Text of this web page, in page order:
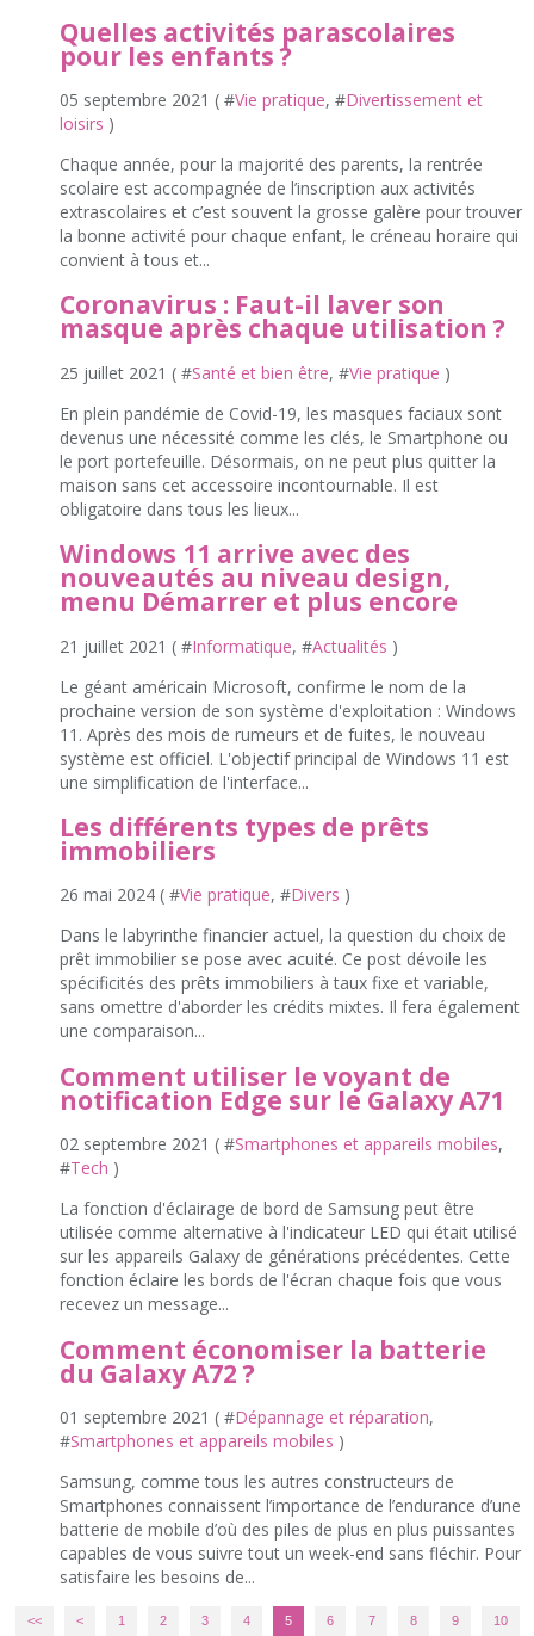
Quelles activités parascolaires
pour les enfants ?
05 septembre 2021 ( #Vie pratique, #Divertissement et
loisirs )
Chaque année, pour la majorité des parents, la rentrée
scolaire est accompagnée de l’inscription aux activités
extrascolaires et c’est souvent la grosse galère pour trouver
la bonne activité pour chaque enfant, le créneau horaire qui
convient à tous et...
Coronavirus : Faut-il laver son
masque après chaque utilisation ?
25 juillet 2021 ( #Santé et bien être, #Vie pratique )
En plein pandémie de Covid-19, les masques faciaux sont
devenus une nécessité comme les clés, le Smartphone ou
le port portefeuille. Désormais, on ne peut plus quitter la
maison sans cet accessoire incontournable. Il est
obligatoire dans tous les lieux...
Windows 11 arrive avec des
nouveautés au niveau design,
menu Démarrer et plus encore
21 juillet 2021 ( #Informatique, #Actualités )
Le géant américain Microsoft, confirme le nom de la
prochaine version de son système d'exploitation : Windows
11. Après des mois de rumeurs et de fuites, le nouveau
système est officiel. L'objectif principal de Windows 11 est
une simplification de l'interface...
Les différents types de prêts
immobiliers
26 mai 2024 ( #Vie pratique, #Divers )
Dans le labyrinthe financier actuel, la question du choix de
prêt immobilier se pose avec acuité. Ce post dévoile les
spécificités des prêts immobiliers à taux fixe et variable,
sans omettre d'aborder les crédits mixtes. Il fera également
une comparaison...
Comment utiliser le voyant de
notification Edge sur le Galaxy A71
02 septembre 2021 ( #Smartphones et appareils mobiles,
#Tech )
La fonction d'éclairage de bord de Samsung peut être
utilisée comme alternative à l'indicateur LED qui était utilisé
sur les appareils Galaxy de générations précédentes. Cette
fonction éclaire les bords de l'écran chaque fois que vous
recevez un message...
Comment économiser la batterie
du Galaxy A72 ?
01 septembre 2021 ( #Dépannage et réparation,
#Smartphones et appareils mobiles )
Samsung, comme tous les autres constructeurs de
Smartphones connaissent l’importance de l’endurance d’une
batterie de mobile d’où des piles de plus en plus puissantes
capables de vous suivre tout un week-end sans fléchir. Pour
satisfaire les besoins de...
<< < 1 2 3 4 5 6 7 8 9 10